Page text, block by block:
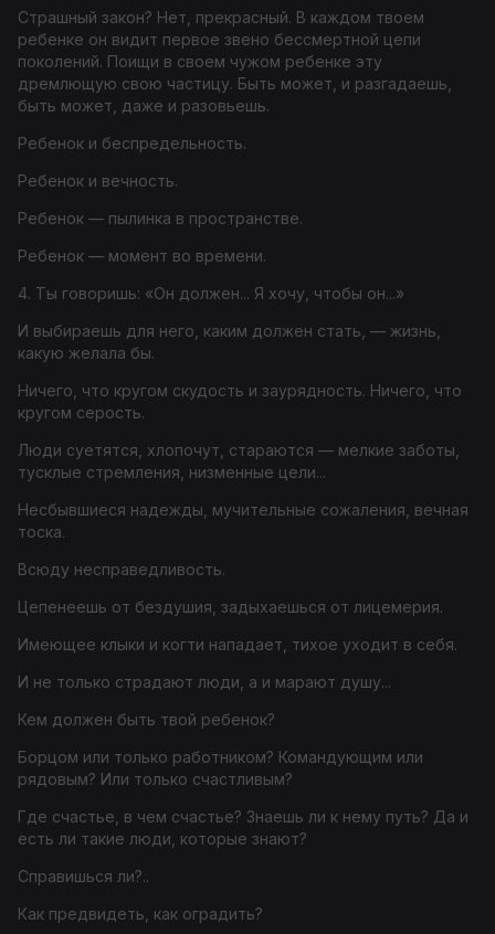
Страшный закон? Нет, прекрасный. В каждом твоем
ребенке он видит первое звено бессмертной цепи
поколений. Поищи в своем чужом ребенке эту
дремлющую свою частицу. Быть может, и разгадаешь,
быть может, даже и разовьешь.
Ребенок и беспредельность.
Ребенок и вечность.
Ребенок — пылинка в пространстве.
Ребенок — момент во времени.
4. Ты говоришь: «Он должен... Я хочу, чтобы он...»
И выбираешь для него, каким должен стать, — жизнь,
какую желала бы.
Ничего, что кругом скудость и заурядность. Ничего, что
кругом серость.
Люди суетятся, хлопочут, стараются — мелкие заботы,
тусклые стремления, низменные цели...
Несбывшиеся надежды, мучительные сожаления, вечная
тоска.
Всюду несправедливость.
Цепенеешь от бездушия, задыхаешься от лицемерия.
Имеющее клыки и когти нападает, тихое уходит в себя.
И не только страдают люди, а и марают душу...
Кем должен быть твой ребенок?
Борцом или только работником? Командующим или
рядовым? Или только счастливым?
Где счастье, в чем счастье? Знаешь ли к нему путь? Да и
есть ли такие люди, которые знают?
Справишься ли?..
Как предвидеть, как оградить?